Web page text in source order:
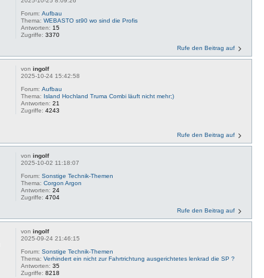
Forum:Aufbau
Thema:WEBASTO st90 wo sind die Profis
Antworten: 15
Zugriffe:3370
Rufe den Beitrag auf
voningolf
2025-10-24 15:42:58
Forum:Aufbau
Thema: Island Hochland Truma Combi läuft nicht mehr;)
Antworten:21
Zugriffe:4243
Rufe den Beitrag auf
voningolf
2025-10-02 11:18:07
Forum:Sonstige Technik-Themen
Thema:Corgon Argon
Antworten:24
Zugriffe:4704
Rufe den Beitrag auf
voningolf
2025-09-24 21:46:15
Forum:Sonstige Technik-Themen
Thema:Verhindert ein nicht zur Fahrtrichtung ausgerichtetes lenkrad die SP ?
Antworten:35
Zugriffe:8218